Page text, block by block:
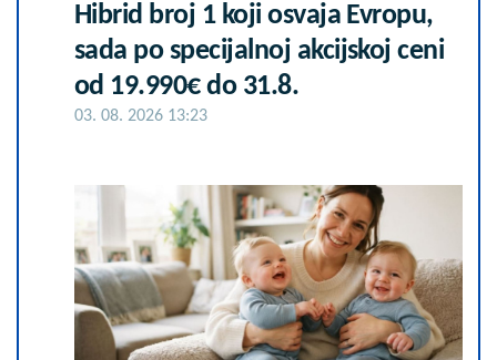
Hibrid broj 1 koji osvaja Evropu,
sada po specijalnoj akcijskoj ceni
od 19.990€ do 31.8.
03. 08. 2026 13:23